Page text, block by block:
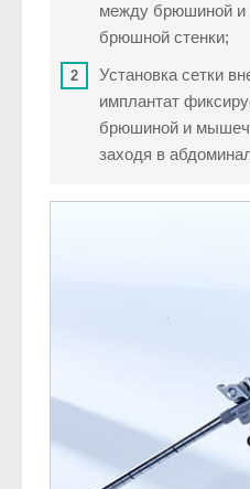
между брюшиной
брюшной стенки;
Установка сетки
имплантат
брюшиной и
заходя в